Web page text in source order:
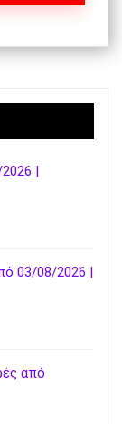
|
03/08/2026 |
από